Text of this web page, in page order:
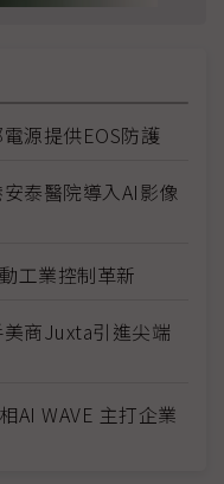
源提供EOS防護
泰醫院導入AI影像
工業控制革新
商Juxta引進尖端
AI WAVE 主打企業